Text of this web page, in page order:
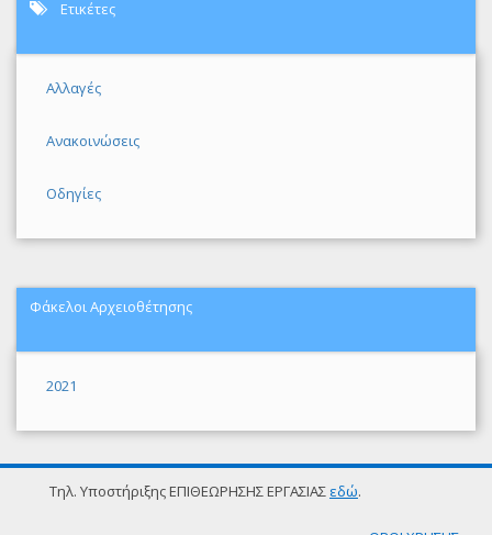
Ετικέτες
Αλλαγές
Ανακοινώσεις
Οδηγίες
Φάκελοι Αρχειοθέτησης
2021
Τηλ. Υποστήριξης ΕΠΙΘΕΩΡΗΣΗΣ ΕΡΓΑΣΙΑΣ εδώ.